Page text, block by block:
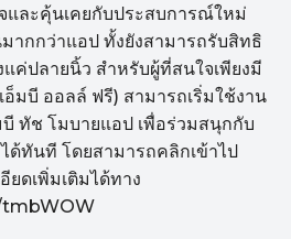
และคุ้นเคยกับประสบการณ์ใหม่
ากกว่าแอป ทั้งยังสามารถรับสิทธิ
แค่ปลายนิ้ว สำหรับผู้ที่สนใจเพียงมี
มบี ออลล์ ฟรี) สามารถเริ่มใช้งาน
ทัช โมบายแอป เพื่อร่วมสนุกกับ
ด้ทันที โดยสามารถคลิกเข้าไป
ยดเพิ่มเติมได้ทาง